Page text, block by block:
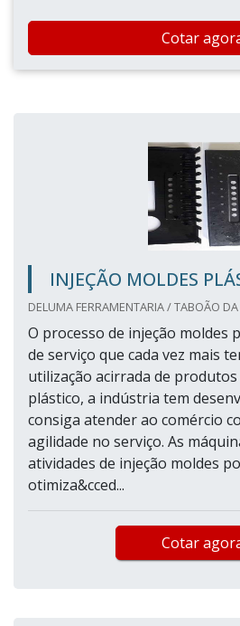
Cotar
INJEÇÃO MOLDES
DELUMA FERRAMENTARIA / TABOÃO DA
O processo de injeção moldes
de serviço que cada vez mais
utilização acirrada de
plástico, a indústria tem
consiga atender ao comércio
agilidade no serviço. As
atividades de injeção moldes
otimiza&cced...
Cotar